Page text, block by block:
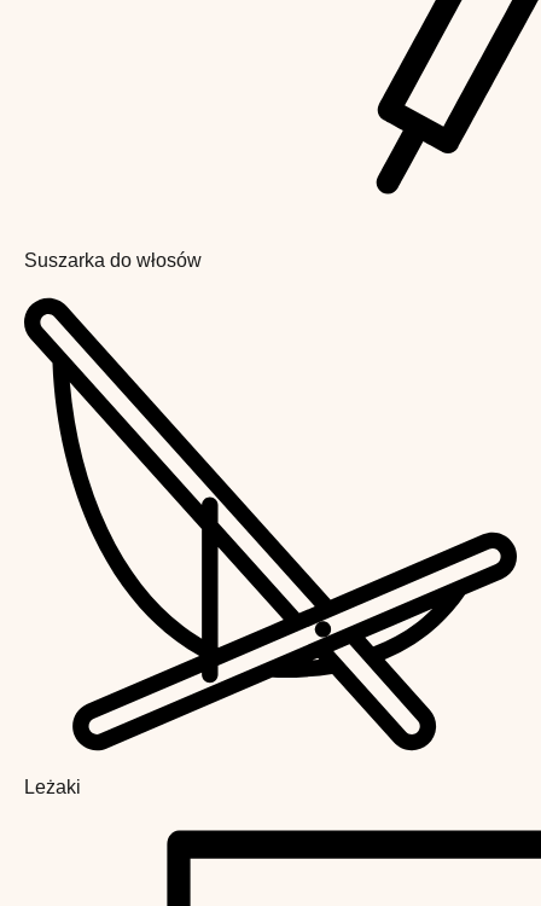
Suszarka do włosów
Leżaki